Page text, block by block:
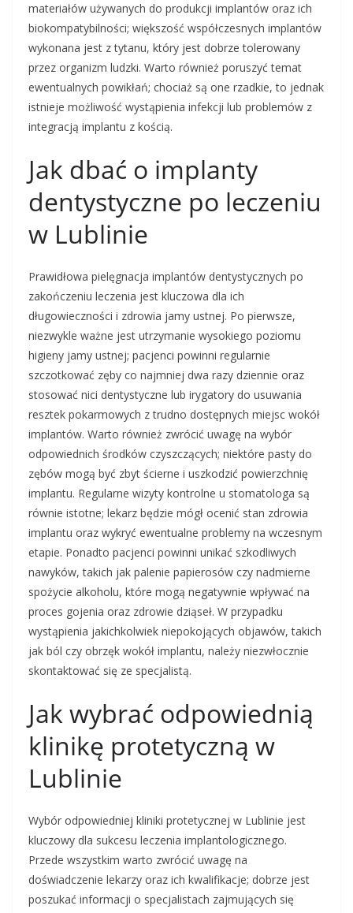
materiałów używanych do produkcji implantów oraz ich
biokompatybilności; większość współczesnych implantów
wykonana jest z tytanu, który jest dobrze tolerowany
przez organizm ludzki. Warto również poruszyć temat
ewentualnych powikłań; chociaż są one rzadkie, to jednak
istnieje możliwość wystąpienia infekcji lub problemów z
integracją implantu z kością.
Jak dbać o implanty
dentystyczne po leczeniu
w Lublinie
Prawidłowa pielęgnacja implantów dentystycznych po
zakończeniu leczenia jest kluczowa dla ich
długowieczności i zdrowia jamy ustnej. Po pierwsze,
niezwykle ważne jest utrzymanie wysokiego poziomu
higieny jamy ustnej; pacjenci powinni regularnie
szczotkować zęby co najmniej dwa razy dziennie oraz
stosować nici dentystyczne lub irygatory do usuwania
resztek pokarmowych z trudno dostępnych miejsc wokół
implantów. Warto również zwrócić uwagę na wybór
odpowiednich środków czyszczących; niektóre pasty do
zębów mogą być zbyt ścierne i uszkodzić powierzchnię
implantu. Regularne wizyty kontrolne u stomatologa są
równie istotne; lekarz będzie mógł ocenić stan zdrowia
implantu oraz wykryć ewentualne problemy na wczesnym
etapie. Ponadto pacjenci powinni unikać szkodliwych
nawyków, takich jak palenie papierosów czy nadmierne
spożycie alkoholu, które mogą negatywnie wpływać na
proces gojenia oraz zdrowie dziąseł. W przypadku
wystąpienia jakichkolwiek niepokojących objawów, takich
jak ból czy obrzęk wokół implantu, należy niezwłocznie
skontaktować się ze specjalistą.
Jak wybrać odpowiednią
klinikę protetyczną w
Lublinie
Wybór odpowiedniej kliniki protetycznej w Lublinie jest
kluczowy dla sukcesu leczenia implantologicznego.
Przede wszystkim warto zwrócić uwagę na
doświadczenie lekarzy oraz ich kwalifikacje; dobrze jest
poszukać informacji o specjalistach zajmujących się